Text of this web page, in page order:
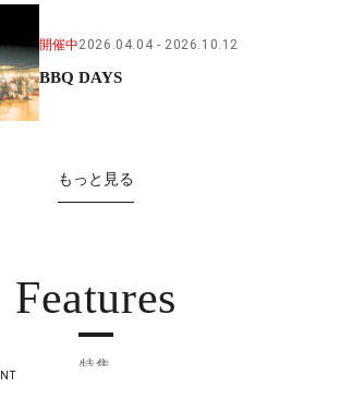
開催中2026.04.04 2026.10.12
BBQ DAYS
もっと見る
Features
特集